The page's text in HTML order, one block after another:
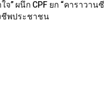
” ผนึก CPF ยก “คาราวานซี
ชีพประชาชน